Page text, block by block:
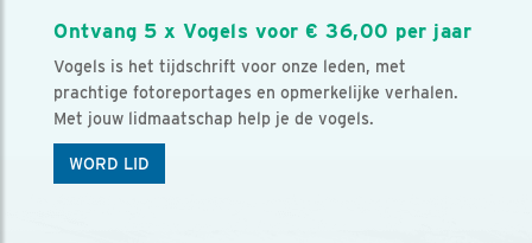
Ontvang 5 x Vogels voor € 36,00 per jaar
Vogels is het tijdschrift voor onze leden, met
prachtige fotoreportages en opmerkelijke verhalen.
Met jouw lidmaatschap help je de vogels.
WORD LID